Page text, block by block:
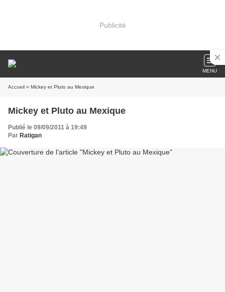
Publicité
MENU
Accueil » Mickey et Pluto au Mexique
Mickey et Pluto au Mexique
Publié le 09/09/2011 à 19:49
Par Ratigan